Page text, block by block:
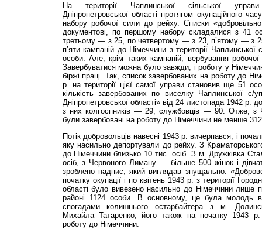
На території Чаплинської сільської
Дніпропетровської області протягом окупаційного
набору робочої сили до рейху. Списки
документові, по першому набору складалися з 41
третьому — з 25, по четвертому — з 23, п’ятому — з
п’яти кампаній до Німеччини з території Чаплинської
особи. Але, крім таких кампаній, вербування
Завербуватися можна було завжди, і роботу у
біржі праці. Так, список завербованих на роботу до
р. на території цієї самої управи становив ще 51
кількість завербованих по виселку Чаплинської с/
Дніпропетровської області» від 24 листопада 1942 р.
з них колгоспників — 29, службовців — 90. Отже, з
були завербовані на роботу до Німеччини не менше 312
Потік добровольців навесні 1943 р. вичерпався, і
яку насильно депортували до рейху. З
до Німеччини близько 10 тис. осіб. З м. Дружківка
осіб, з Червоного Лиману — більше 500 жінок і
зроблено надпис, який виглядав знущально:
початку окупації і по квітень 1943 р. з території
області було вивезено насильно до Німеччини лише
районі 1124 особи. В основному, це була молодь
спогадами колишнього остарбайтера з м.
Михайла Татаренко, його також на початку 1943
роботу до Німеччини.